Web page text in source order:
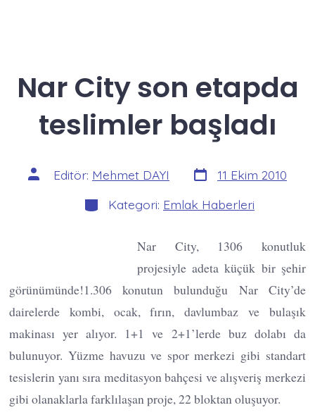
Nar City son etapda
teslimler başladı
Yazının
yazarı
Editör: Mehmet DAYI Yazı
tarihi
11 Ekim 2010
Kategoriler
Kategori: Emlak Haberleri
Nar City, 1306 konutluk
projesiyle adeta küçük bir şehir
görünümünde!1.306 konutun bulunduğu Nar City’de
dairelerde kombi, ocak, fırın, davlumbaz ve bulaşık
makinası yer alıyor. 1+1 ve 2+1’lerde buz dolabı da
bulunuyor. Yüzme havuzu ve spor merkezi gibi standart
tesislerin yanı sıra meditasyon bahçesi ve alışveriş merkezi
gibi olanaklarla farklılaşan proje, 22 bloktan oluşuyor.